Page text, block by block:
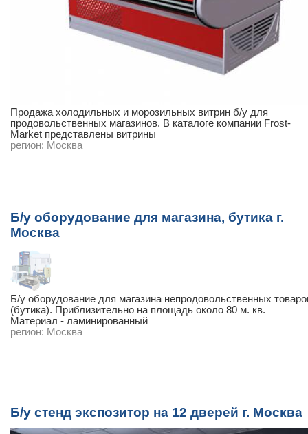
Продажа холодильных и морозильных витрин б/у для
продовольственных магазинов. В каталоге компании Frost-
Market представлены витрины
регион: Москва
Б/у оборудование для магазина, бутика г.
Москва
Б/у оборудование для магазина непродовольственных
(бутика). Приблизительно на площадь около 80 м. кв.
Материал - ламинированный
регион: Москва
Б/у cтенд экспозитор на 12 дверей г. Москва